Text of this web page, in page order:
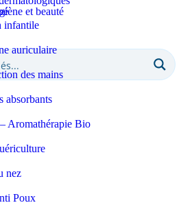
et beauté
infantile
auriculaire
des mains
absorbants
Aromathérapie Bio
nez
Poux